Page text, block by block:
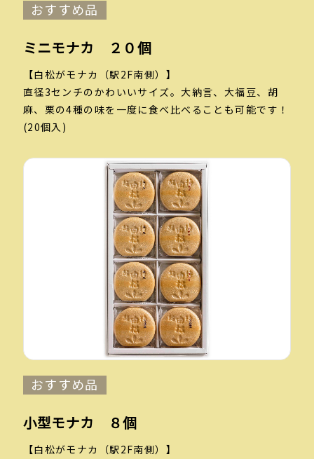
おすすめ品
ミニモナカ ２０個
【白松がモナカ（駅2F南側）】
直径3センチのかわいいサイズ。大納言、大福豆、胡
麻、栗の4種の味を一度に食べ比べることも可能です！
(20個入)
おすすめ品
小型モナカ ８個
【白松がモナカ（駅2F南側）】